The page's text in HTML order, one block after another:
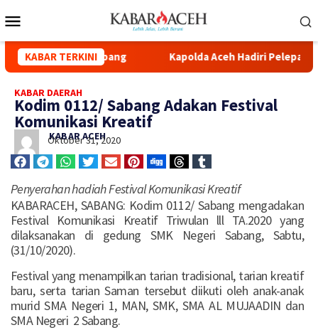
KABAR TERKINI
Kuala Simpang Kapolda Aceh Hadiri Pelepasan
KABAR DAERAH
Kodim 0112/ Sabang Adakan Festival
Komunikasi Kreatif
KABAR ACEH
Oktober 31, 2020
Penyerahan hadiah Festival Komunikasi Kreatif
KABARACEH, SABANG: Kodim 0112/ Sabang mengadakan
Festival Komunikasi Kreatif Triwulan lll TA.2020 yang
dilaksanakan di gedung SMK Negeri Sabang, Sabtu,
(31/10/2020).
Festival yang menampilkan tarian tradisional, tarian kreatif
baru, serta tarian Saman tersebut diikuti oleh anak-anak
murid SMA Negeri 1, MAN, SMK, SMA AL MUJAADIN dan
SMA Negeri 2 Sabang.